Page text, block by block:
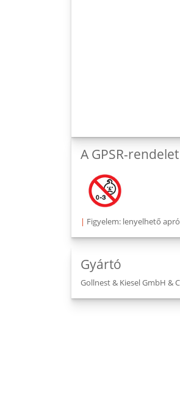
A GPSR-
| Figyelem: lenyelhető
Gyártó
Gollnest & Kiesel GmbH &